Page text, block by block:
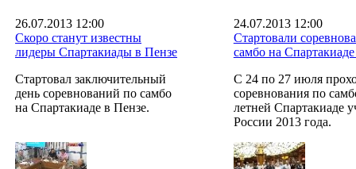
26.07.2013 12:00
Скоро станут известны
лидеры Спартакиады в Пензе
Стартовал заключительный
день соревнований по самбо
на Спартакиаде в Пензе.
24.07.2013 12:00
Стартовали
самбо на
С 24 по 27 июля
соревнования по
летней Спартакиаде
России 2013 года.